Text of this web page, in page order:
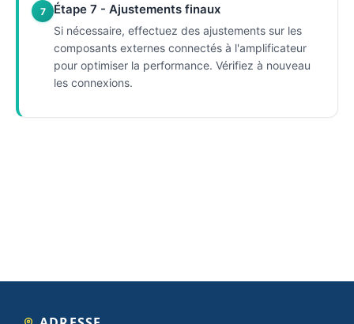
7 Étape 7 - Ajustements finaux
Si nécessaire, effectuez des ajustements sur les
composants externes connectés à l'amplificateur
pour optimiser la performance. Vérifiez à nouveau
les connexions.